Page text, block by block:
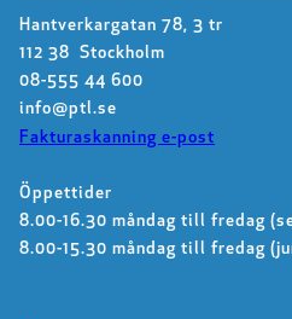
Hantverkargatan 78, 3 tr
112 38 Stockholm
08-555 44 600
info@ptl.se
Fakturaskanning e-post
Öppettider
8.00-16.30 måndag till fredag
8.00-15.30 måndag till fredag